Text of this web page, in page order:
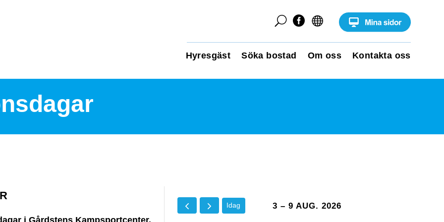


U
Hyresgäst Söka bostad Om oss Kontakta oss
Idag 3 – 9 AUG. 2026